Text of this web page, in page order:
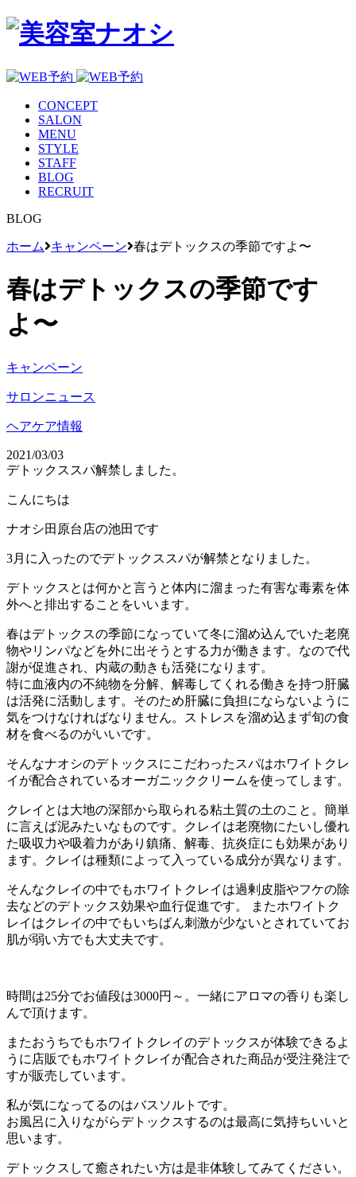
CONCEPT
SALON
MENU
STYLE
STAFF
BLOG
RECRUIT
BLOG
ホーム キャンペーン 春はデトックスの季節ですよ〜
春はデトックスの季節です
よ〜
キャンペーン
サロンニュース
ヘアケア情報
2021/03/03
デトックススパ解禁しました。
こんにちは
ナオシ田原台店の池田です
3月に入ったのでデトックススパが解禁となりました。
デトックスとは何かと言うと体内に溜まった有害な毒素を体
外へと排出することをいいます。
春はデトックスの季節になっていて冬に溜め込んでいた老廃
物やリンパなどを外に出そうとする力が働きます。なので代
謝が促進され、内蔵の動きも活発になります。
特に血液内の不純物を分解、解毒してくれる働きを持つ肝臓
は活発に活動します。そのため肝臓に負担にならないように
気をつけなければなりません。ストレスを溜め込まず旬の食
材を食べるのがいいです。
そんなナオシのデトックスにこだわったスパはホワイトクレ
イが配合されているオーガニッククリームを使ってします。
クレイとは大地の深部から取られる粘土質の土のこと。簡単
に言えば泥みたいなものです。クレイは老廃物にたいし優れ
た吸収力や吸着力があり鎮痛、解毒、抗炎症にも効果があり
ます。クレイは種類によって入っている成分が異なります。
そんなクレイの中でもホワイトクレイは過剰皮脂やフケの除
去などのデトックス効果や血行促進です。 またホワイトク
レイはクレイの中でもいちばん刺激が少ないとされていてお
肌が弱い方でも大丈夫です。
時間は25分でお値段は3000円～。一緒にアロマの香りも楽し
んで頂けます。
またおうちでもホワイトクレイのデトックスが体験できるよ
うに店販でもホワイトクレイが配合された商品が受注発注で
すが販売しています。
私が気になってるのはバスソルトです。
お風呂に入りながらデトックスするのは最高に気持ちいいと
思います。
デトックスして癒されたい方は是非体験してみてください。